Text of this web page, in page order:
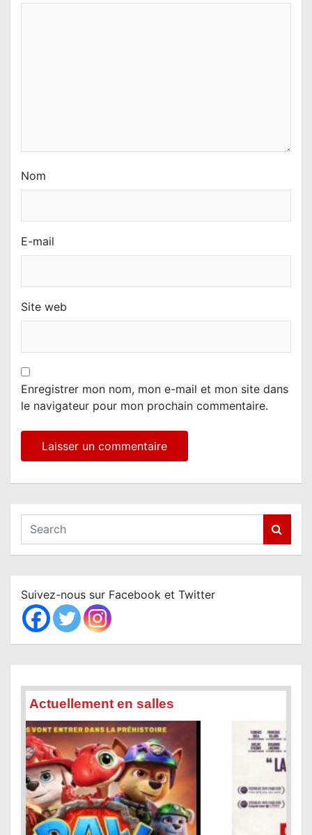
Nom
E-mail
Site web
Enregistrer mon nom, mon e-mail et mon site dans
le navigateur pour mon prochain commentaire.
a
c
h
Suivez-nous sur Facebook et Twitter
Actuellement en salles